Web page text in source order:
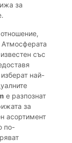
за
със
най-
е разпознат
за
асортимент
по-